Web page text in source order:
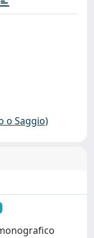
o Saggio)